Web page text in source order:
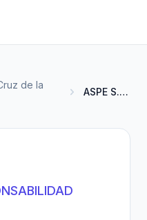
de la
ASPE S.R.L.